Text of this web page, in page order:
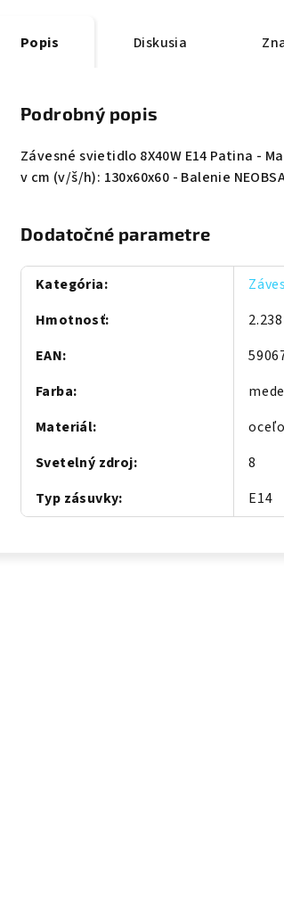
Popis Diskusia
Podrobný popis
Závesné svietidlo 8X40W E14 Patina -
v cm (v/š/h): 130x60x60 - Balenie
Dodatočné parametre
Kategória:
Hmotnosť:
EAN:
Farba:
Materiál:
Svetelný zdroj:
8
Typ zásuvky: E14